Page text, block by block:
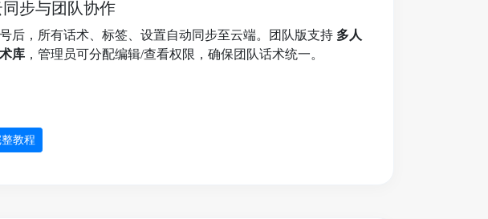
同步与团队协作
后，所有话术、标签、设置自动同步至云端。团队版支持 多人
库 ，管理员可分配编辑/查看权限，确保团队话术统一。
整教程